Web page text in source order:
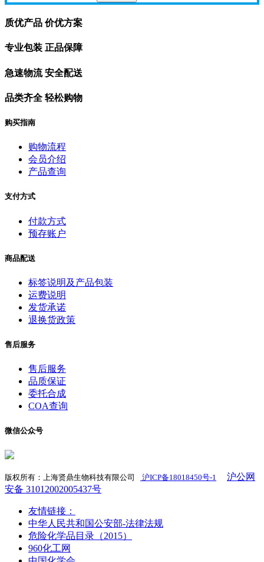
质优产品 价优方案
专业包装 正品保障
急速物流 安全配送
品类齐全 轻松购物
购买指南
购物流程
会员介绍
产品查询
支付方式
付款方式
预存账户
商品配送
标签说明及产品包装
运费说明
发货承诺
退换货政策
售后服务
售后服务
品质保证
委托合成
COA查询
微信公众号
版权所有：上海贤鼎生物科技有限公司 沪ICP备18018450号-1
沪公网
安备 31012002005437号
友情链接：
中华人民共和国公安部-法律法规
危险化学品目录（2015）
960化工网